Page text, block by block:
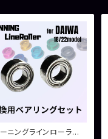
ニングラインローラー